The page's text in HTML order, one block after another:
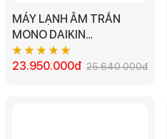
MÁY LẠNH ÂM TRẦN
MONO DAIKIN
FCNQ18MV1/RNQ18MV1
- 2.0HP
23.950.000đ 25.640.000đ